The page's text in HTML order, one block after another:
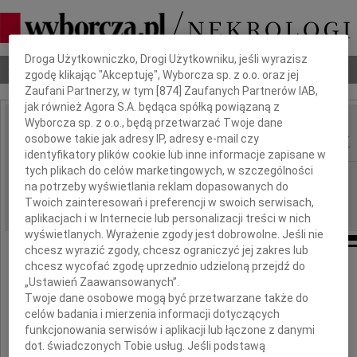
Nekrologi Odeszli Poradnik pogrzebowy
IMIĘ I NAZWISKO: Kazimierz Wyrębkowsk
REGION: Płock
DATA EMISJI: 13.06.2009
Serdeczne podziękowania
dla wszystkich uczestników pogrzebu
Dbamy o Twoją prywatność
Droga Użytkowniczko, Drogi Użytkowniku, jeśli wyrazisz
zgodę klikając "Akceptuję", Wyborcza sp. z o.o. oraz jej
Zaufani Partnerzy, w tym [874 ] Zaufanych Partnerów IAB,
jak również Agora S.A. będąca spółką powiązaną z
Wyborcza sp. z o.o., będą przetwarzać Twoje dane
osobowe takie jak adresy IP, adresy e-mail czy
identyfikatory plików cookie lub inne informacje zapisane w
tych plikach do celów marketingowych, w szczególności
na potrzeby wyświetlania reklam dopasowanych do
Twoich zainteresowań i preferencji w swoich serwisach,
aplikacjach i w Internecie lub personalizacji treści w nich
wyświetlanych. Wyrażenie zgody jest dobrowolne. Jeśli nie
chcesz wyrazić zgody, chcesz ograniczyć jej zakres lub
chcesz wycofać zgodę uprzednio udzieloną przejdź do
„Ustawień Zaawansowanych”.
Twoje dane osobowe mogą być przetwarzane także do
celów badania i mierzenia informacji dotyczących
funkcjonowania serwisów i aplikacji lub łączone z danymi
dot. świadczonych Tobie usług. Jeśli podstawą